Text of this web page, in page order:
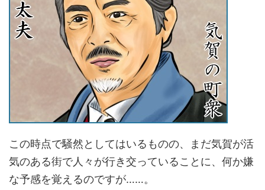
この時点で騒然としてはいるものの、まだ気賀が活
気のある街で人々が行き交っていることに、何か嫌
な予感を覚えるのですが……。